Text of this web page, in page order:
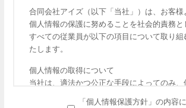
合同会社アイズ（以下「当社」）は、お客様
個人情報の保護に努めることを社会的責務と
すべての従業員が以下の項目について取り
たします。
個人情報の取得について
当社は、適法かつ公正な手段によってのみ、
「個人情報保護方針」の内容に